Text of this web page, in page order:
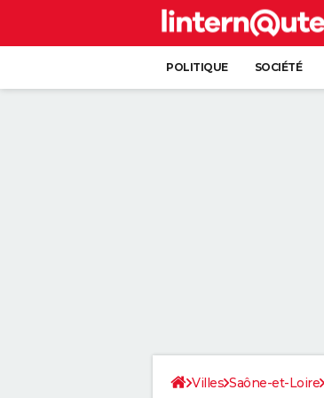
POLITIQUE SOCIÉTÉ
Villes Saône-et-Loire